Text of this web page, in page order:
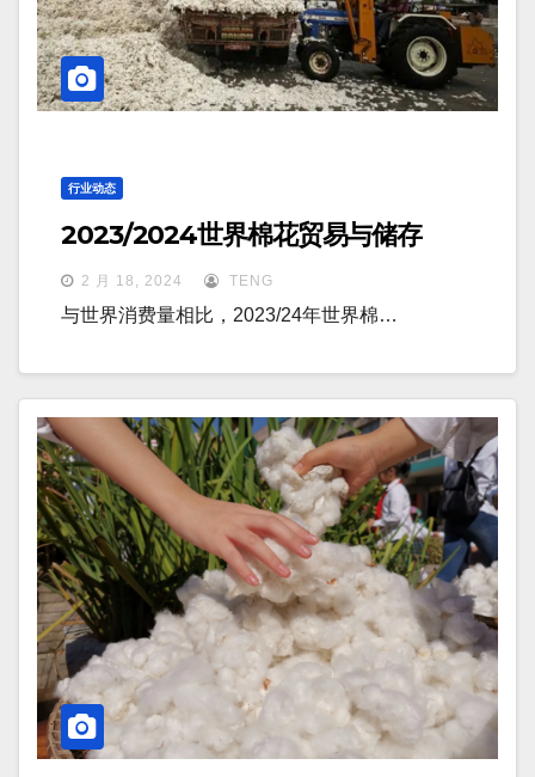
行业动态
2023/2024世界棉花贸易与储存
2 月 18, 2024 TENG
与世界消费量相比，2023/24年世界棉…